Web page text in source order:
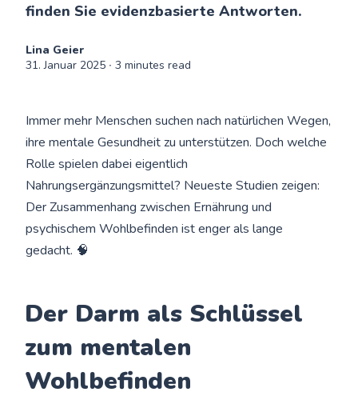
finden Sie evidenzbasierte Antworten.
Lina Geier
31. Januar 2025 ∙ 3 minutes read
Immer mehr Menschen suchen nach natürlichen Wegen,
ihre mentale Gesundheit zu unterstützen. Doch welche
Rolle spielen dabei eigentlich
Nahrungsergänzungsmittel? Neueste Studien zeigen:
Der Zusammenhang zwischen Ernährung und
psychischem Wohlbefinden ist enger als lange
gedacht. 🧠
Der Darm als Schlüssel
zum mentalen
Wohlbefinden